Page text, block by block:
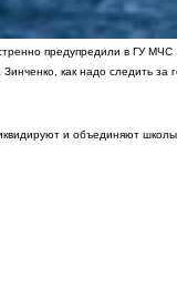
предупредили в ГУ МЧС
как надо следить за
и объединяют